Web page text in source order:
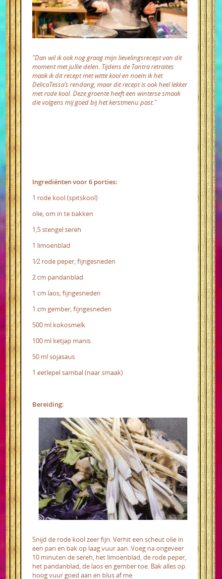
"Dan wil ik ook nog graag mijn lievelingsrecept van dit
moment met jullie delen. Tijdens de Tantra retraites
maak ik dit recept met witte kool en noem ik het
DelicaTessa’s rendang, maar dit recept is ook heel lekker
met rode kool. Deze groente heeft een winterse smaak
die volgens mij goed bij het kerstmenu past."
Ingrediënten voor 6 porties:
1 rode kool (spitskool)
olie, om in te bakken
1,5 stengel sereh
1 limoenblad
1⁄2 rode peper, fijngesneden
2 cm pandanblad
1 cm laos, fijngesneden
1 cm gember, fijngesneden
500 ml kokosmelk
100 ml ketjap manis
50 ml sojasaus
1 eetlepel sambal (naar smaak)
Bereiding:
Snijd de rode kool zeer fijn. Verhit een scheut olie in
een pan en bak op laag vuur aan. Voeg na ongeveer
10 minuten de sereh, het limoenblad, de rode peper,
het pandanblad, de laos en gember toe. Bak alles op
hoog vuur goed aan en blus af me